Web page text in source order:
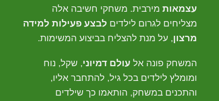
עצמאות מירבית. משחקי חשיבה אלה
מצליחים לגרום לילדים לבצע פעילות למידה
מרצון, על מנת להצליח בביצוע המשימות.
המשחק פונה אל עולם דמיוני, שקל, נוח
ומומלץ לילדים בכל גיל, להתחבר אליו,
והתכנים במשחק, הותאמו כך שילדים